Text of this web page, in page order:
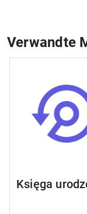
Verwandte
Księga